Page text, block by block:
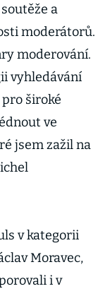
a
moderátorů.
moderování.
vyhledávání
široké
ve
jsem zažil na
v kategorii
Moravec,
i v